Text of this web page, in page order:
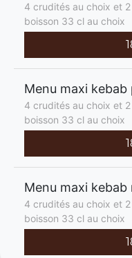
4 crudités au choix et
boisson 33 cl au choix
Menu maxi kebab
4 crudités au choix et
boisson 33 cl au choix
Menu maxi kebab
4 crudités au choix et
boisson 33 cl au choix